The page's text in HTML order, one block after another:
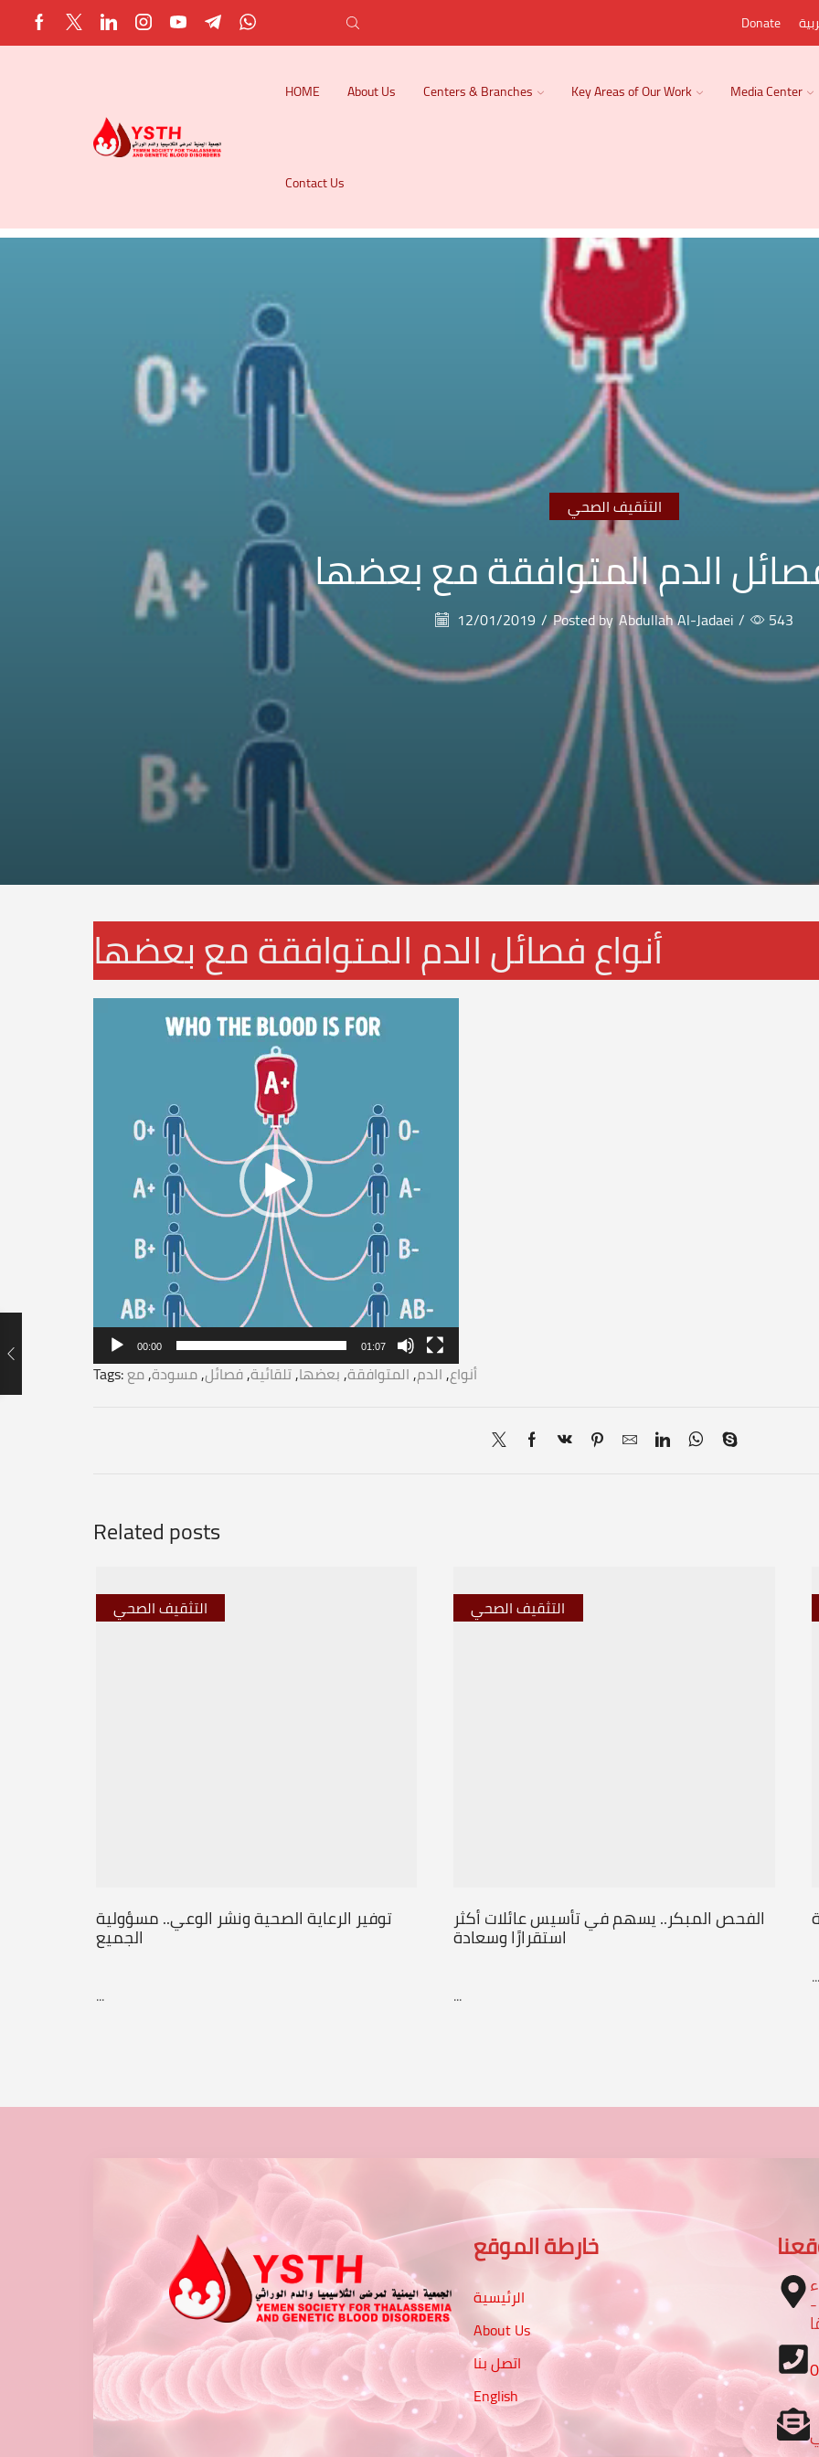
Donate
HOME About Us Centers & Branches Key Areas of Our Work Media Center
Contact Us
التثقيف الصحي
الدم المتوافقة مع بعضها
12/01/2019 / Posted by Abdullah Al-Jadaei / 543
أنواع فصائل الدم المتوافقة مع بعضها
00:00 01:07
Tags: أنواع,الدم,المتوافقة,بعضها,تلقائية,فصائل,مسودة,مع
Related posts
التثقيف الصحي
توفير الرعاية الصحية ونشر الوعي.. مسؤولية
الجميع
...
التثقيف الصحي
الفحص المبكر.. يسهم في تأسيس عائلات أكثر
استقرارًا وسعادة
...
...
خارطة الموقع
الرئيسية
About Us
اتصل بنا
English
– تقاطع شارع الرباط مع شارع 16 -